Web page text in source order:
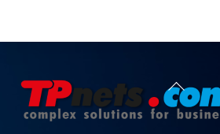
Back
To
Top